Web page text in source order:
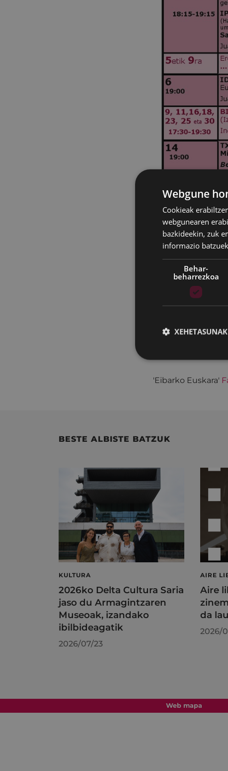
Urrian Eibarren
'Eibarko Euskara'
BESTE ALBISTE BATZUK
KULTURA
2026ko Delta Cultura Saria
jaso du Armagintzaren
Museoak, izandako
ibilbideagatik
2026/07/23
AIRE
Aire
da
2026/
Web mapa
Webgune
Cookieak
webgunearen
bazkideekin, zuk
informazio
Behar-
beharrezkoa